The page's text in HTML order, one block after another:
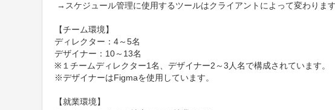
【チーム環境】
ディレクター：4～5名
デザイナー：10～13名
※１チームディレクター1名、デザイナー2～3人名で構成されています。
※デザイナーはFigmaを使用しています。
【就業環境】